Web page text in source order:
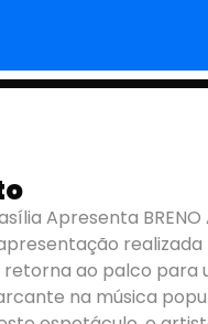
Apresenta
ao palco para
na música